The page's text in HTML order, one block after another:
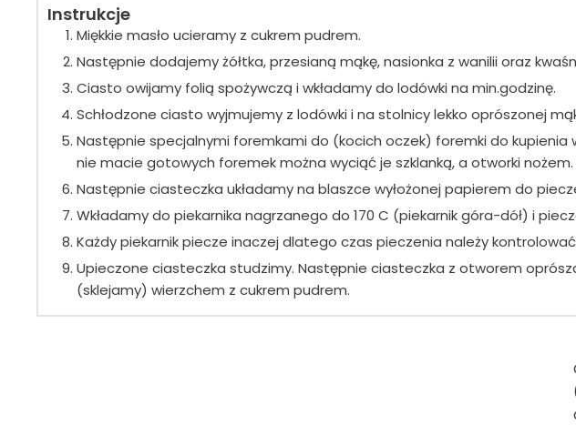
Instrukcje
Miękkie masło ucieramy z cukrem pudrem.
Następnie dodajemy żółtka, przesianą mąkę, nasionka z wanilii oraz
Ciasto owijamy folią spożywczą i wkładamy do lodówki na min.godzinę.
Schłodzone ciasto wyjmujemy z lodówki i na stolnicy lekko oprószonej
Następnie specjalnymi foremkami do (kocich oczek) foremki do
nie macie gotowych foremek można wyciąć je szklanką, a otworki nożem.
Następnie ciasteczka układamy na blaszce wyłożonej papierem do
Wkładamy do piekarnika nagrzanego do 170 C (piekarnik góra-dół) i
Każdy piekarnik piecze inaczej dlatego czas pieczenia należy
Upieczone ciasteczka studzimy. Następnie ciasteczka z otworem
(sklejamy) wierzchem z cukrem pudrem.